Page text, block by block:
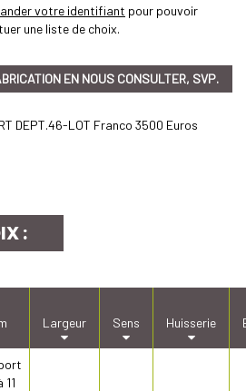
votre identifiant pour pouvoir
une liste de choix.
lot EN NOUS CONSULTER, SVP.
DEPT.46-LOT Franco 3500 Euros
:
Largeur Sens Huisserie
11